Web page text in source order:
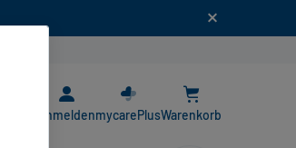
AnmeldenmycarePlusWarenkorb